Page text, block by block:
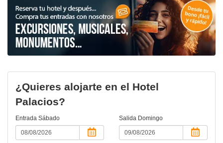
¿Quieres alojarte en el Hotel
Palacios?
Entrada Sábado Salida Domingo